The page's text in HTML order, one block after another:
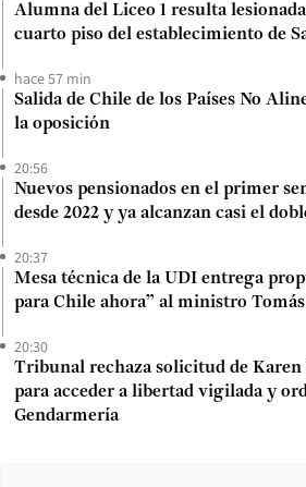
Alumna del Liceo 1 resulta
cuarto piso del establecimiento de
hace 57 min
Salida de Chile de los Países No
la oposición
20:56
Nuevos pensionados en el primer
desde 2022 y ya alcanzan casi el
20:37
Mesa técnica de la UDI entrega
para Chile ahora” al ministro
20:30
Tribunal rechaza solicitud de
para acceder a libertad vigilada y
Gendarmería